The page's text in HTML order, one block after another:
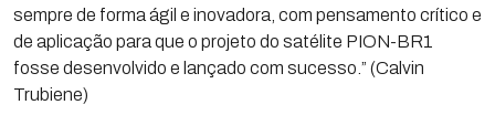
sempre de forma ágil e inovadora, com pensamento crítico e
de aplicação para que o projeto do satélite PION-BR1
fosse desenvolvido e lançado com sucesso.” (Calvin
Trubiene)